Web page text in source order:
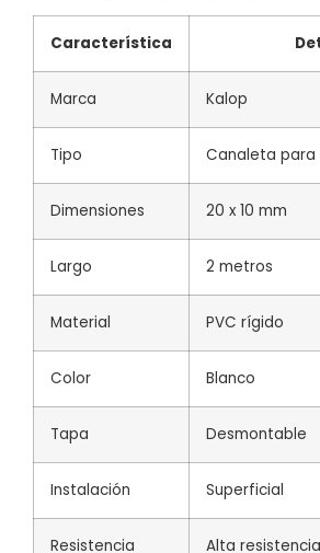
Característica
Marca Kalop
Tipo Canaleta para
Dimensiones 20 x 10 mm
Largo 2 metros
Material PVC rígido
Color Blanco
Tapa Desmontable
Instalación Superficial
Resistencia Alta